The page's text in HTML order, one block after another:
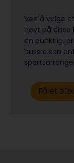
Ved å velge
høyt på disse
en punktlig,
bussreisen
Få et